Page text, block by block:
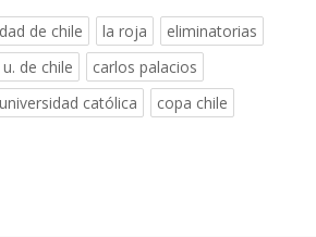
de chile la roja
eliminatorias
u. de chile
carlos palacios
universidad católica
copa chile